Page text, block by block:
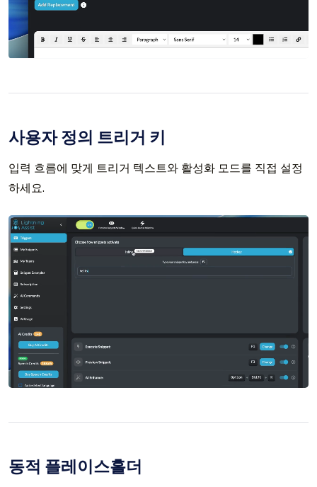
사용자 정의 트리거 키
입력 흐름에 맞게 트리거 텍스트와 활성화 모드를 직접 설정
하세요.
동적 플레이스홀더